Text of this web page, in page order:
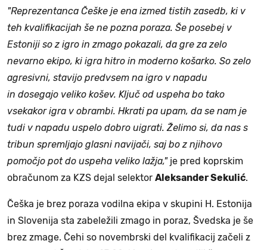
"Reprezentanca Češke je ena izmed tistih zasedb, ki v
teh kvalifikacijah še ne pozna poraza. Še posebej v
Estoniji so z igro in zmago pokazali, da gre za zelo
nevarno ekipo, ki igra hitro in moderno košarko. So zelo
agresivni, stavijo predvsem na igro v napadu
in dosegajo veliko košev. Ključ od uspeha bo tako
vsekakor igra v obrambi. Hkrati pa upam, da se nam je
tudi v napadu uspelo dobro uigrati. Želimo si, da nas s
tribun spremljajo glasni navijači, saj bo z njihovo
pomočjo pot do uspeha veliko lažja,"je pred koprskim
obračunom za KZS dejal selektor Aleksander Sekulić.
Češka je brez poraza vodilna ekipa v skupini H. Estonija
in Slovenija sta zabeležili zmago in poraz, Švedska je še
brez zmage. Čehi so novembrski del kvalifikacij začeli z